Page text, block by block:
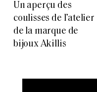
Un aperçu des
coulisses de l’atelier
de la marque de
bijoux Akillis